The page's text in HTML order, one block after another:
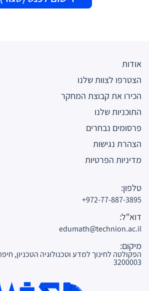
אודות
הצטרפו לצוות שלנו
הכירו את קבוצת המחקר
התוכניות שלנו
פרסומים נבחרים
הצהרת נגישות
מדיניות הפרטיות
טלפון:
972-77-887-3895+
דוא"ל:
edumath@technion.ac.il
מיקום:
הפקולטה לחינוך למדע וטכנולוגיה הטכניון,
3200003